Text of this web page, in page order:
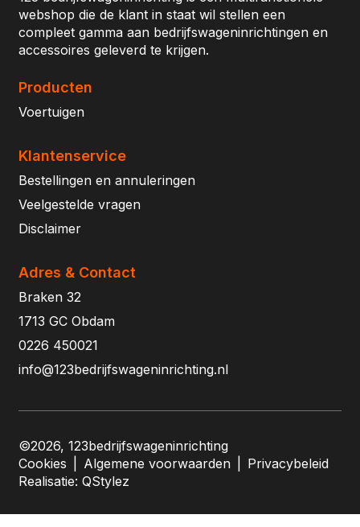
webshop die de klant in staat wil stellen een
compleet gamma aan bedrijfswageninrichtingen en
accessoires geleverd te krijgen.
Producten
Voertuigen
Klantenservice
Bestellingen en annuleringen
Veelgestelde vragen
Disclaimer
Adres & Contact
Braken 32
1713 GC Obdam
0226 450021
info@123bedrijfswageninrichting.nl
©2026, 123bedrijfswageninrichting
Cookies
Algemene voorwaarden
Privacybeleid
Realisatie: QStylez